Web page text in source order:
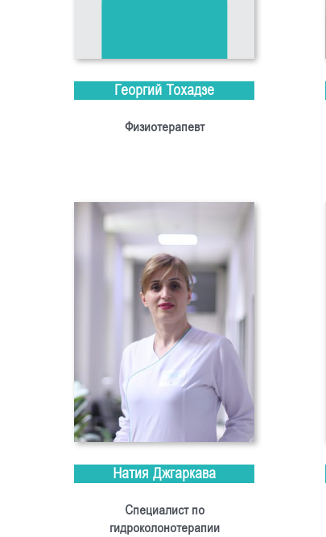
Георгий Тохадзе
Физиотерапевт
Натия Джгаркава
Специалист по
гидроколонотерапии